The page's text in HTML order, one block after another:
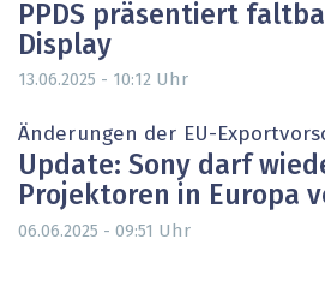
PPDS präsentiert
Display
13.06.2025 - 10:12 Uhr
Änderungen der EU-
Update: Sony darf
Projektoren in Europa
06.06.2025 - 09:51 Uhr